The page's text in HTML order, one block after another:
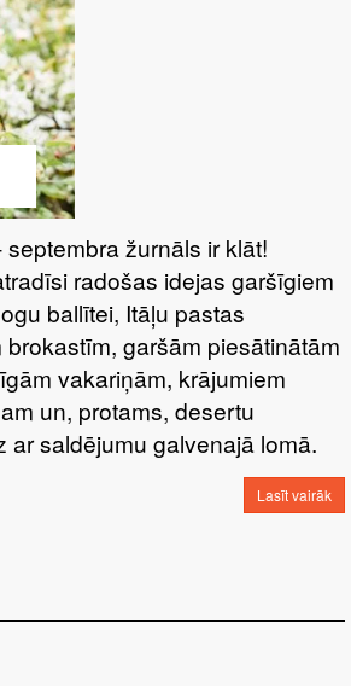
žurnāls ir klāt!
radošas idejas garšīgiem
ballītei, Itāļu pastas
garšām piesātinātām
vakariņām, krājumiem
un, protams, desertu
ar saldējumu galvenajā lomā.
Lasīt vairāk